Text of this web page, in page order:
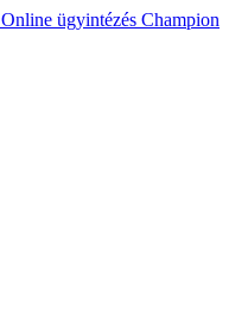
Online ügyintézés Champion